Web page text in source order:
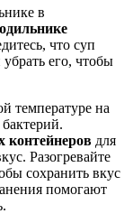
в
что суп
его, чтобы
температуре на
контейнеров для
Разогревайте
сохранить вкус
помогают